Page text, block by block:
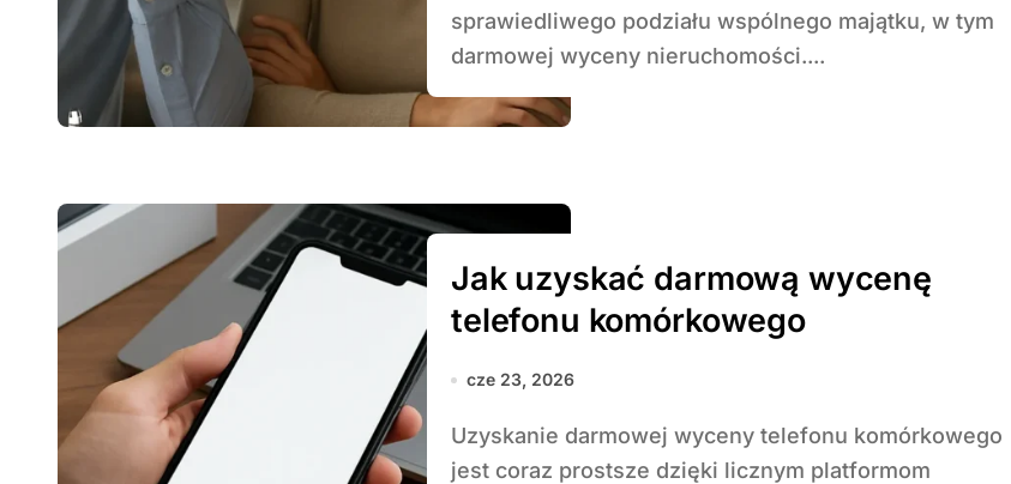
sprawiedliwego podziału wspólnego majątku, w tym
darmowej wyceny nieruchomości....
Jak uzyskać darmową wycenę
telefonu komórkowego
cze 23, 2026
Uzyskanie darmowej wyceny telefonu komórkowego
jest coraz prostsze dzięki licznym platformom